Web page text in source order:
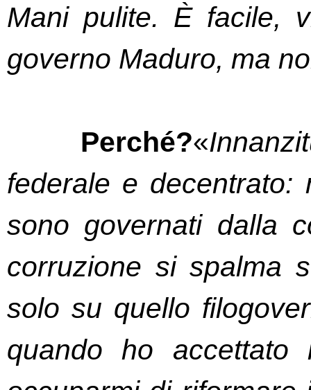
Mani pulite. È facile,
governo Maduro, ma
Perché?«
federale e decentrato:
sono governati dalla
corruzione si spalma
solo su quello
quando ho accettato